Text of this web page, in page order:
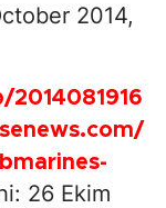
2014,
26 Ekim